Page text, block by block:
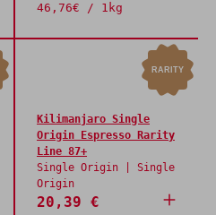
46,76€ / 1kg
RARITY
Kilimanjaro Single
Origin Espresso Rarity
Line 87+
Single Origin | Single
Origin
20,39 €